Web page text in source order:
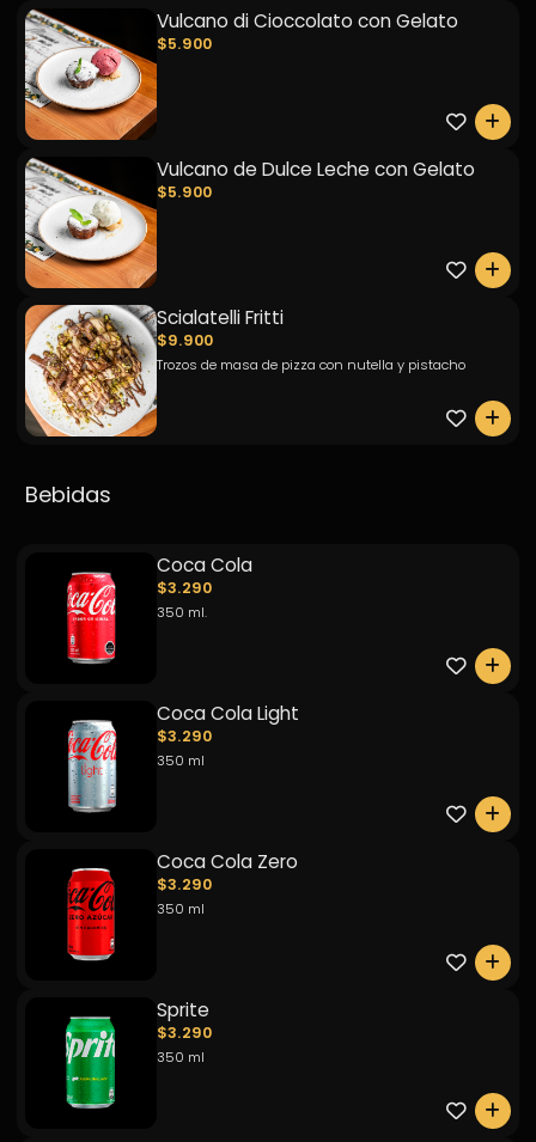
Vulcano di Cioccolato con Gelato
$5.900
0
Vulcano de Dulce Leche con Gelato
$5.900
0
Scialatelli Fritti
$9.900
Trozos de masa de pizza con nutella y pistacho
0
Bebidas
Coca Cola
$3.290
350 ml.
0
Coca Cola Light
$3.290
350 ml
0
Coca Cola Zero
$3.290
350 ml
0
Sprite
$3.290
350 ml
0